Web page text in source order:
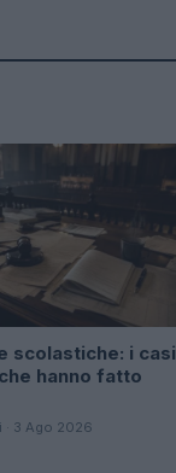
scolastiche: i casi
hanno fatto
· 3 Ago 2026